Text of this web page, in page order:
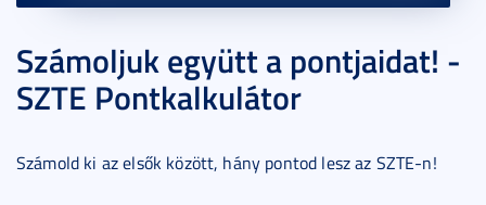
Számoljuk együtt a pontjaidat! -
SZTE Pontkalkulátor
Számold ki az elsők között, hány pontod lesz az SZTE-n!